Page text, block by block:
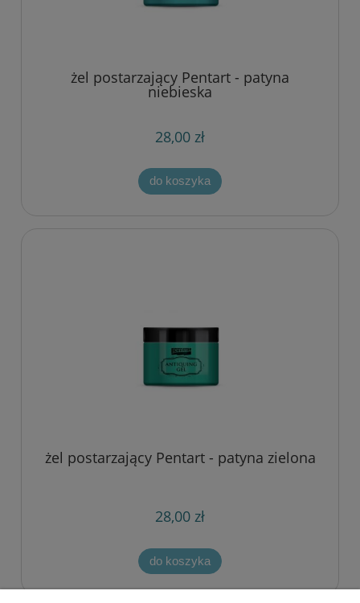
żel postarzający Pentart - patyna
niebieska
28,00 zł
do koszyka
żel postarzający Pentart - patyna zielona
28,00 zł
do koszyka